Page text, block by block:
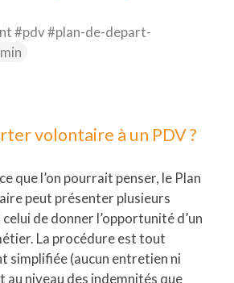
#pdv #plan-de-depart-
volontaire à un PDV?
que l’on pourrait penser, le Plan
peut présenter plusieurs
de donner l’opportunité d’un
La procédure est tout
simplifiée (aucun entretien ni
au niveau des indemnités que